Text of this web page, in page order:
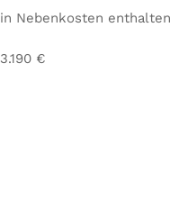
in Nebenkosten enthalten
3.190 €